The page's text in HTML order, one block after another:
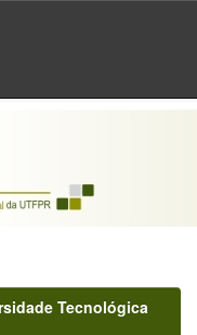
Tecnológica